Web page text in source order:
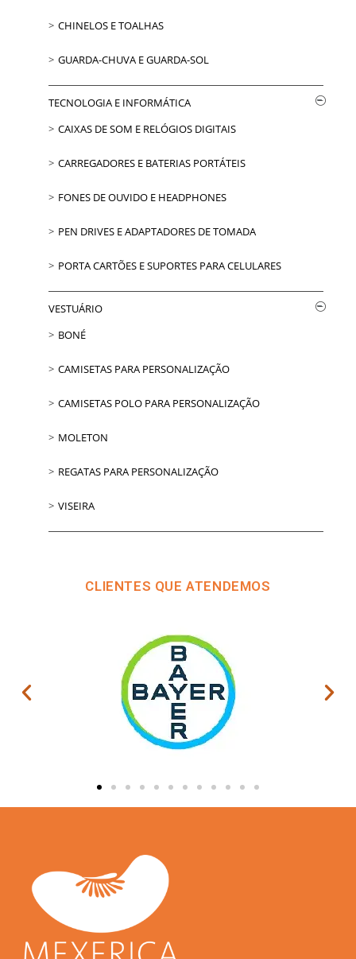
CHINELOS E TOALHAS
GUARDA-CHUVA E GUARDA-SOL
TECNOLOGIA E INFORMÁTICA
CAIXAS DE SOM E RELÓGIOS DIGITAIS
CARREGADORES E BATERIAS PORTÁTEIS
FONES DE OUVIDO E HEADPHONES
PEN DRIVES E ADAPTADORES DE TOMADA
PORTA CARTÕES E SUPORTES PARA CELULARES
VESTUÁRIO
BONÉ
CAMISETAS PARA PERSONALIZAÇÃO
CAMISETAS POLO PARA PERSONALIZAÇÃO
MOLETON
REGATAS PARA PERSONALIZAÇÃO
VISEIRA
CLIENTES QUE ATENDEMOS